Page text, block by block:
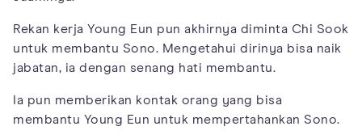
Rekan kerja Young Eun pun akhirnya diminta Chi Sook
untuk membantu Sono. Mengetahui dirinya bisa naik
jabatan, ia dengan senang hati membantu.
Ia pun memberikan kontak orang yang bisa
membantu Young Eun untuk mempertahankan Sono.